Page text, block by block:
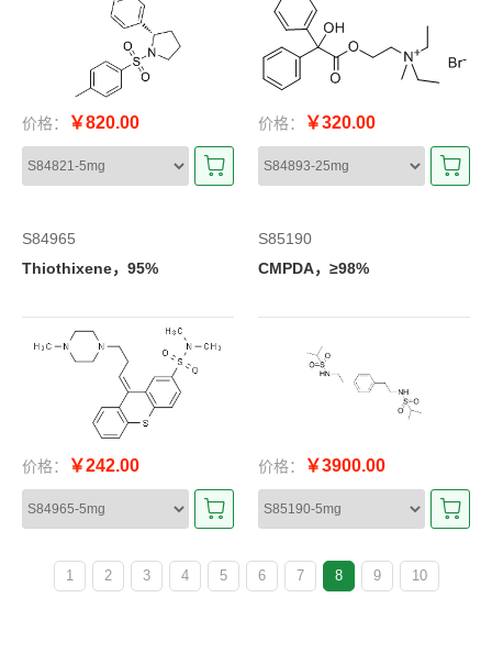
价格： ￥820.00 价格： ￥320.00
S84965
Thiothixene，95%
价格： ￥242.00
S85190
CMPDA，≥98%
价格： ￥3900.00
1 2 3 4 5 6 7 8 9 10